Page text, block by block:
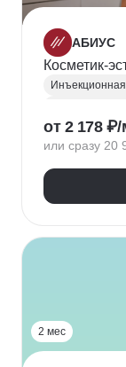
АБИУС
Косметик-
Уход за кожей
Аппаратная
Антиэйджинг
от 2 178 ₽/
или сразу 20
2 мес